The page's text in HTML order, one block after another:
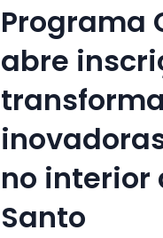
Programa
abre
no interior
Santo